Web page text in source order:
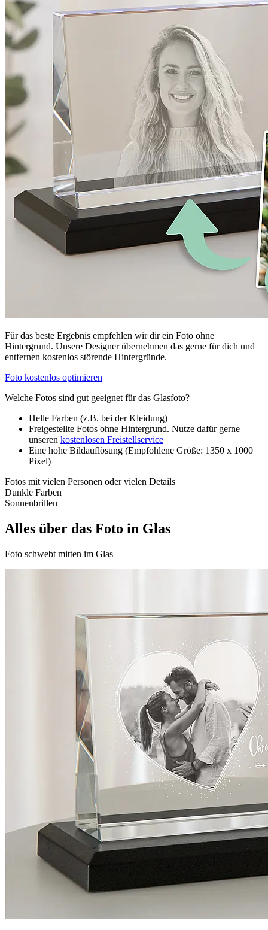
Für das beste Ergebnis empfehlen wir dir ein Foto ohne
Hintergrund. Unsere Designer übernehmen das gerne für dich und
entfernen kostenlos störende Hintergründe.
Foto kostenlos optimieren
Welche Fotos sind gut geeignet für das Glasfoto?
Helle Farben (z.B. bei der Kleidung)
Freigestellte Fotos ohne Hintergrund. Nutze dafür gerne
unseren kostenlosen Freistellservice
Eine hohe Bildauflösung (Empfohlene Größe: 1350 x 1000
Pixel)
Fotos mit vielen Personen oder vielen Details
Dunkle Farben
Sonnenbrillen
Alles über das Foto in Glas
Foto schwebt mitten im Glas